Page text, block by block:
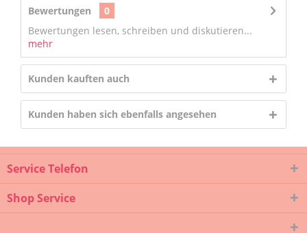
Bewertungen
0
Bewertungen lesen, schreiben und diskutieren...
mehr
Kunden kauften auch
Kunden haben sich ebenfalls angesehen
Service Telefon
Shop Service